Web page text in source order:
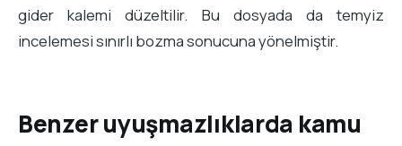
gider kalemi düzeltilir. Bu dosyada da temyiz
incelemesi sınırlı bozma sonucuna yönelmiştir.
Benzer uyuşmazlıklarda kamu